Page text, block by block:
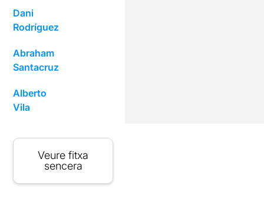
Dani
Rodríguez
Abraham
Santacruz
Alberto
Vila
Veure fitxa
sencera